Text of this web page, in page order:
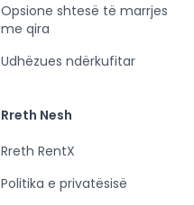
Opsione shtesë të marrjes
me qira
Udhëzues ndërkufitar
Rreth Nesh
Rreth RentX
Politika e privatësisë